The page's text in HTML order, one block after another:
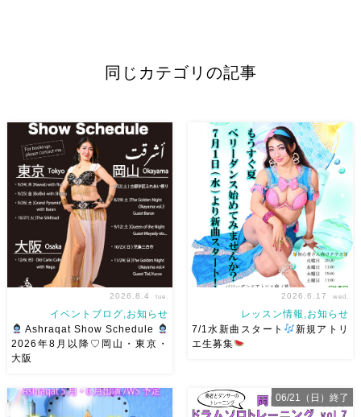
同じカテゴリの記事
です♡皆様にお会いできますよ
うに
ご予約はメッセージく
2026.8.4 tue.
イベントブログ,お知らせ
Ashraqat Show Schedule
2026年8月以降♡岡山・東京・
大阪
せんか？7/1水より新曲スター
ト
日焼けせずに街中で身
2026.6.17 wed.
レッスン情報,お知らせ
7/1水新曲スタート
新規アトリ
エ生募集
06/21（日）終了